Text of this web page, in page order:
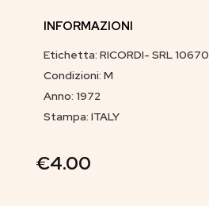
INFORMAZIONI
Etichetta: RICORDI- SRL 10670
Condizioni: M
Anno: 1972
Stampa: ITALY
€4.00